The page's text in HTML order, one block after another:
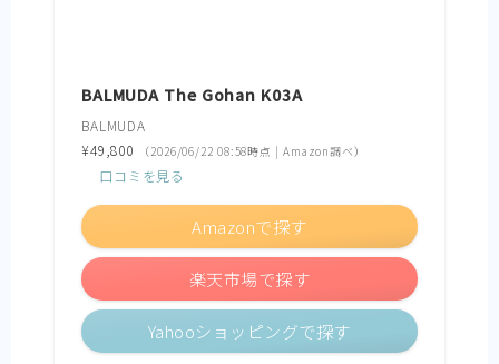
BALMUDA The Gohan K03A
BALMUDA
¥49,800
（2026/06/22 08:58時点 | Amazon調べ）
口コミを見る
Amazonで探す
楽天市場で探す
Yahooショッピングで探す